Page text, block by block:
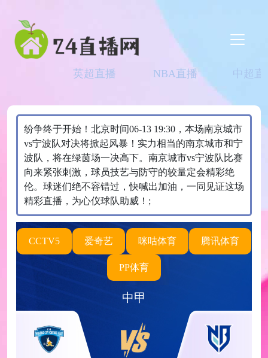
英超直播 NBA直播 中超直
纷争终于开始！北京时间06-13 19:30，本场南京城市
vs宁波队对决将掀起风暴！实力相当的南京城市和宁
波队，将在绿茵场一决高下。南京城市vs宁波队比赛
向来紧张刺激，球员技艺与防守的较量定会精彩绝
伦。球迷们绝不容错过，快喊出加油，一同见证这场
精彩直播，为心仪球队助威！;
CCTV5 爱奇艺 咪咕体育 腾讯体育
PP体育
中甲